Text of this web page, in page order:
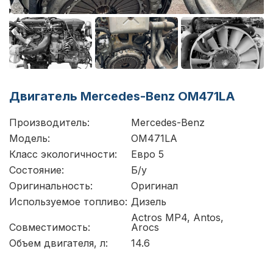
Двигатель Mercedes-Benz OM471LA
Производитель:
Mercedes-Benz
Модель:
OM471LA
Класс экологичности:
Евро 5
Состояние:
Б/у
Оригинальность:
Оригинал
Используемое топливо: Дизель
Совместимость:
Actros MP4, Antos,
Arocs
Объем двигателя, л:
14.6